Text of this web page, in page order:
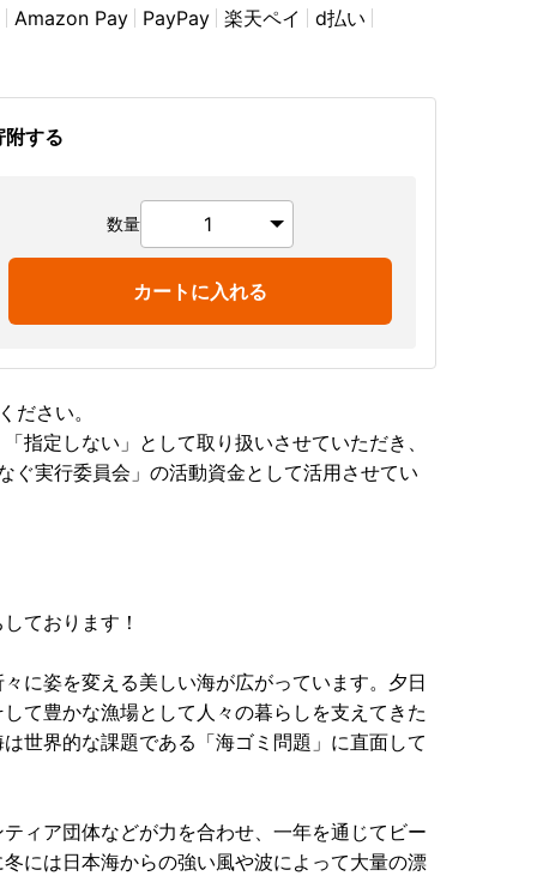
Amazon Pay PayPay 楽天ペイ d払い
する
数量
カートに入れる
ださい。
指定しない」として取り扱いさせていただき、
ぐ実行委員会」の活動資金として活用させてい
ております！
に姿を変える美しい海が広がっています。夕日
て豊かな漁場として人々の暮らしを支えてきた
世界的な課題である「海ゴミ問題」に直面して
ィア団体などが力を合わせ、一年を通じてビー
には日本海からの強い風や波によって大量の漂